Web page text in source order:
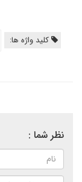
کلید واژه ها:
نظر شما :